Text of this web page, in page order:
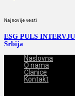
Najnovije vesti
ESG PULS
Srbija
Naslovna
O nama
Članice
Kontakt